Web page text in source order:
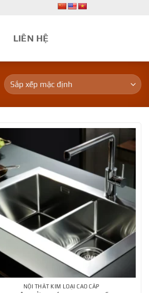
LIÊN HỆ
NỘI THẤT KIM LOẠI CAO CẤP